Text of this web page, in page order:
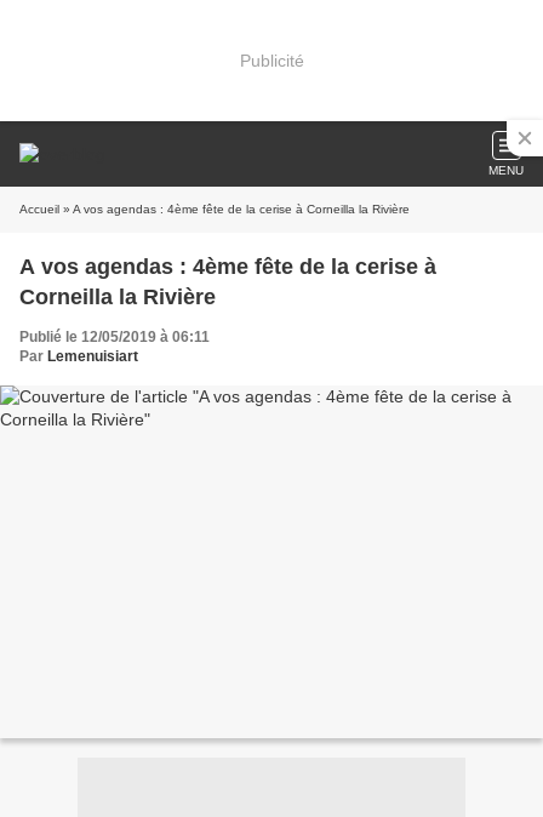
Publicité
MENU
Accueil » A vos agendas : 4ème fête de la cerise à Corneilla la Rivière
A vos agendas : 4ème fête de la cerise à
Corneilla la Rivière
Publié le 12/05/2019 à 06:11
Par Lemenuisiart